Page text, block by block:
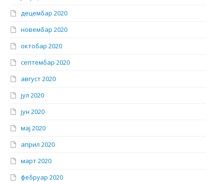
децембар 2020
новембар 2020
октобар 2020
септембар 2020
август 2020
јул 2020
јун 2020
мај 2020
април 2020
март 2020
фебруар 2020